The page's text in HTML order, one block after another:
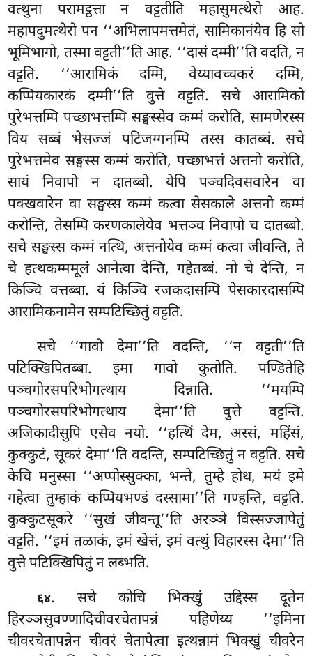
वत्थुना परामट्ठत्ता न वट्टतीति महासुमत्थेरो आह.
महापदुमत्थेरो पन ‘‘अभिलापमत्तमेतं, सामिकानंयेव हि सो
भूमिभागो, तस्मा वट्टती’’ति आह. ‘‘दासं दम्मी’’ति वदति, न
वट्टति. ‘‘आरामिकं दम्मि, वेय्यावच्चकरं दम्मि,
कप्पियकारकं दम्मी’’ति वुत्ते वट्टति. सचे आरामिको
पुरेभत्तम्पि पच्छाभत्तम्पि सङ्घस्सेव कम्मं करोति, सामणेरस्स
विय सब्बं भेसज्जं पटिजग्गनम्पि तस्स कातब्बं. सचे
पुरेभत्तमेव सङ्घस्स कम्मं करोति, पच्छाभत्तं अत्तनो करोति,
सायं निवापो न दातब्बो. येपि पञ्चदिवसवारेन वा
पक्खवारेन वा सङ्घस्स कम्मं कत्वा सेसकाले अत्तनो कम्मं
करोन्ति, तेसम्पि करणकालेयेव भत्तञ्च निवापो च दातब्बो.
सचे सङ्घस्स कम्मं नत्थि, अत्तनोयेव कम्मं कत्वा जीवन्ति, ते
चे हत्थकम्ममूलं आनेत्वा देन्ति, गहेतब्बं. नो चे देन्ति, न
किञ्चि वत्तब्बा. यं किञ्चि रजकदासम्पि पेसकारदासम्पि
आरामिकनामेन सम्पटिच्छितुं वट्टति.
सचे ‘‘गावो देमा’’ति वदन्ति, ‘‘न वट्टती’’ति
पटिक्खिपितब्बा. इमा गावो कुतोति. पण्डितेहि
पञ्चगोरसपरिभोगत्थाय दिन्नाति. ‘‘मयम्पि
पञ्चगोरसपरिभोगत्थाय देमा’’ति वुत्ते वट्टन्ति.
अजिकादीसुपि एसेव नयो. ‘‘हत्थिं देम, अस्सं, महिंसं,
कुक्कुटं, सूकरं देमा’’ति वदन्ति, सम्पटिच्छितुं न वट्टति. सचे
केचि मनुस्सा ‘‘अप्पोस्सुक्का, भन्ते, तुम्हे होथ, मयं इमे
गहेत्वा तुम्हाकं कप्पियभण्डं दस्सामा’’ति गण्हन्ति, वट्टति.
कुक्कुटसूकरे ‘‘सुखं जीवन्तू’’ति अरञ्ञे विस्सज्जापेतुं
वट्टति. ‘‘इमं तळाकं, इमं खेत्तं, इमं वत्थुं विहारस्स देमा’’ति
वुत्ते पटिक्खिपितुं न लब्भति.
६४. सचे कोचि भिक्खुं उद्दिस्स दूतेन
हिरञ्ञसुवण्णादिचीवरचेतापन्नं पहिणेय्य ‘‘इमिना
चीवरचेतापन्नेन चीवरं चेतापेत्वा इत्थन्नामं भिक्खुं चीवरेन